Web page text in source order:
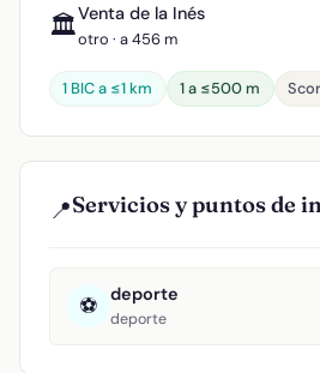
🏛️Venta de la Inés
otro · a 456 m
1 BIC a ≤1 km 1 a ≤500 m
📍Servicios y puntos de
⚽ deporte
deporte